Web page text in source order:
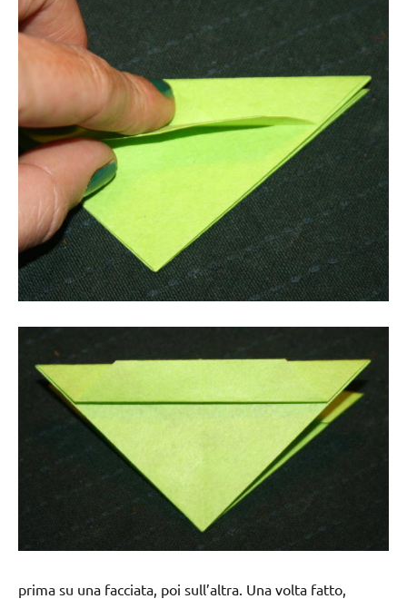
prima su una facciata, poi sull’altra. Una volta fatto,